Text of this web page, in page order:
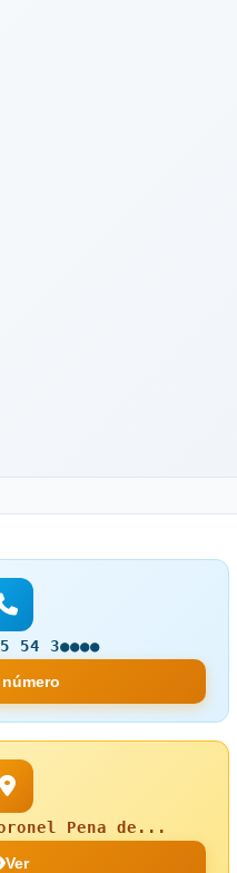
54 3●●●●
número
Pena de...
Ver